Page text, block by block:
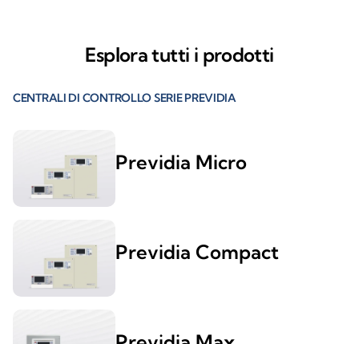
Esplora tutti i prodotti
CENTRALI DI CONTROLLO SERIE PREVIDIA
Previdia Micro
Previdia Compact